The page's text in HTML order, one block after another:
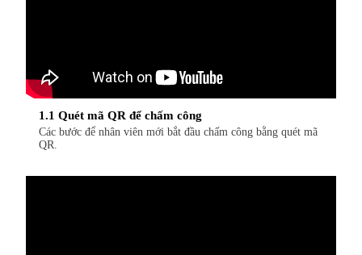
1.1 Quét mã QR để chấm công
Các bước để nhân viên mới bắt đầu chấm công bằng quét mã
QR.